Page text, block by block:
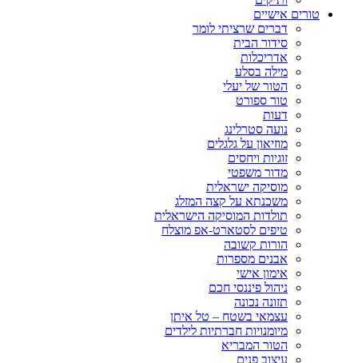
טורים אישיים
דברים שרציתי לומר
סידור הבית
אדריכלות
מילה בסלע
הטור של יעלי
טור ספורט
דעות
נועה סטרלינג
מוזיאון על גלגלים
זוגיות ויחסים
מדור משפטי
מוסיקה ישראלית
משכנתא על קצה המזלג
תולדות המוסיקה הישראלית
טיפים לסטארט-אפ מוצלח
הורות קשובה
אבנים מספרות
אימון אישי
ניהול פיננסי חכם
תזונה נכונה
עצמאי בשטח – טל איתן
מיומנויות חברתיות לילדים
הטור המבריא
עיצוב פנים